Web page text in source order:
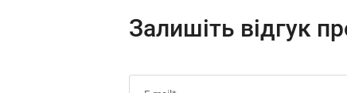
Залишіть відгук